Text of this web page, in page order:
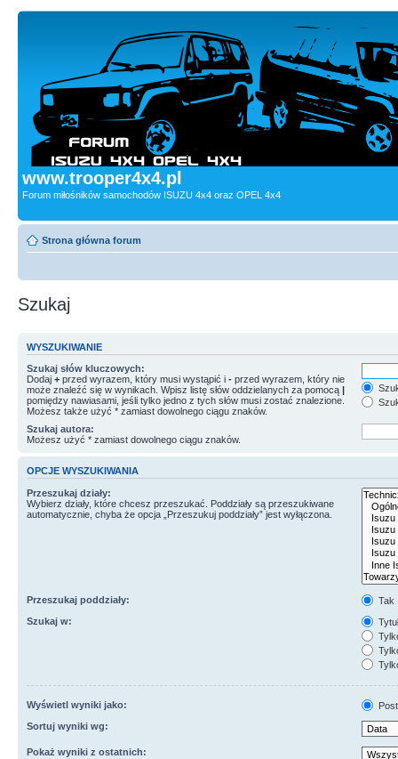
www.trooper4x4.pl
Forum miłośników samochodów ISUZU 4x4 oraz OPEL 4x4
Strona główna forum
Szukaj
WYSZUKIWANIE
Szukaj słów kluczowych:
Dodaj + przed wyrazem, który musi wystąpić i - przed wyrazem, który nie
może znaleźć się w wynikach. Wpisz listę słów oddzielanych za pomocą |
pomiędzy nawiasami, jeśli tylko jedno z tych słów musi zostać znalezione.
Możesz także użyć * zamiast dowolnego ciągu znaków.
Szukaj autora:
Możesz użyć * zamiast dowolnego ciągu znaków.
OPCJE WYSZUKIWANIA
Przeszukaj działy:
Wybierz działy, które chcesz przeszukać. Poddziały są przeszukiwane
automatycznie, chyba że opcja „Przeszukuj poddziały” jest wyłączona.
Przeszukaj poddziały:
Tak
Szukaj w:
Wyświetl wyniki jako:
Sortuj wyniki wg:
Pokaż wyniki z ostatnich: